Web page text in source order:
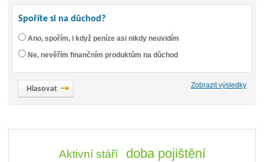
Spoříte si na důchod?
Ano, spořím, i když peníze asi nikdy neuvidím
Ne, nevěřím finančním produktům na důchod
Zobrazit výsledky
Aktivní stáří doba pojištění